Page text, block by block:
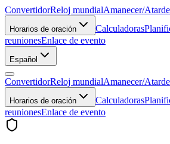
ConvertidorReloj mundialAmanecer/
Horarios de oración Calculadoras
reunionesEnlace de evento
Español
ConvertidorReloj mundialAmanecer/
Horarios de oración Calculadoras
reunionesEnlace de evento